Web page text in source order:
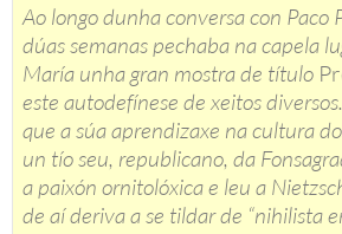
Ao longo dunha conversa con Paco
dúas semanas pechaba na capela
María unha gran mostra de título
este autodefínese de xeitos
que a súa aprendizaxe na cultura
un tío seu, republicano, da
a paixón ornitolóxica e leu a
de aí deriva a se tildar de “nihilista